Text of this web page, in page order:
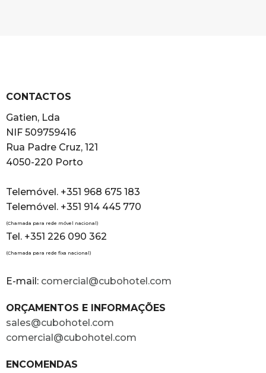
CONTACTOS
Gatien, Lda
NIF 509759416
Rua Padre Cruz, 121
4050-220 Porto
Telemóvel. +351 968 675 183
Telemóvel. +351 914 445 770
(Chamada para rede móvel nacional)
Tel. +351 226 090 362
(Chamada para rede fixa nacional)
E-mail: comercial@cubohotel.com
ORÇAMENTOS E INFORMAÇÕES
sales@cubohotel.com
comercial@cubohotel.com
ENCOMENDAS